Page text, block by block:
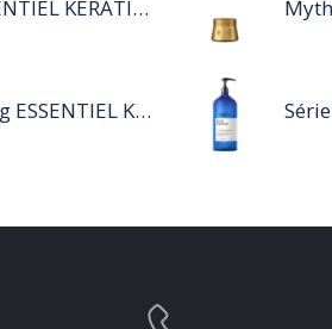
Sérum ESSENTIEL KERATIN SENSITIVE 40 ML
Shampooing ESSENTIEL KERATIN SENSITIVE 1L